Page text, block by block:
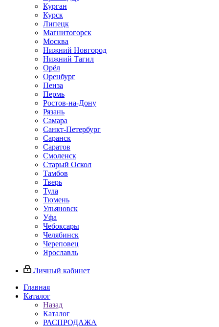
Курган
Курск
Липецк
Магнитогорск
Москва
Нижний Новгород
Нижний Тагил
Орёл
Оренбург
Пенза
Пермь
Ростов‑на‑Дону
Рязань
Самара
Санкт‑Петербург
Саранск
Саратов
Смоленск
Старый Оскол
Тамбов
Тверь
Тула
Тюмень
Ульяновск
Уфа
Чебоксары
Челябинск
Череповец
Ярославль
Личный кабинет
Главная
Каталог
Назад
Каталог
РАСПРОДАЖА